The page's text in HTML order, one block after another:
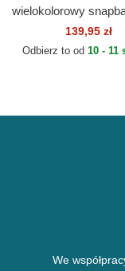
wielokolorowy
Nothing Club HFT
Djinns
139,95 zł
Odbierz to od 10 - 11
We